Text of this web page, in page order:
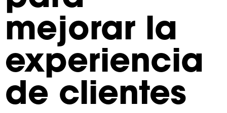
mejorar la
experiencia
de clientes